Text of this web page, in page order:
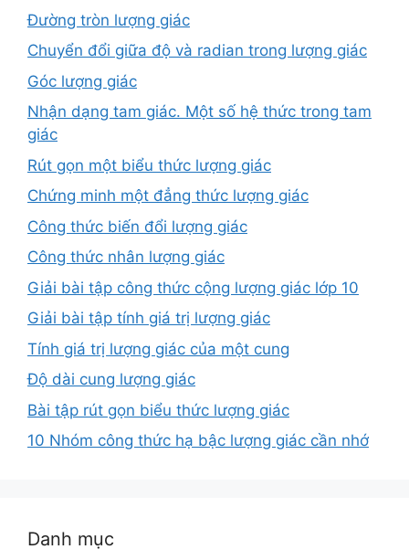
Đường tròn lượng giác
Chuyển đổi giữa độ và radian trong lượng giác
Góc lượng giác
Nhận dạng tam giác. Một số hệ thức trong tam
giác
Rút gọn một biểu thức lượng giác
Chứng minh một đẳng thức lượng giác
Công thức biến đổi lượng giác
Công thức nhân lượng giác
Giải bài tập công thức cộng lượng giác lớp 10
Giải bài tập tính giá trị lượng giác
Tính giá trị lượng giác của một cung
Độ dài cung lượng giác
Bài tập rút gọn biểu thức lượng giác
10 Nhóm công thức hạ bậc lượng giác cần nhớ
Danh mục